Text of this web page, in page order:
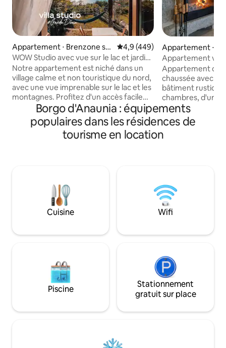
Appartement ⋅ Brenzone sul
Garda
Évaluation moyenne sur la
4,9 (449)
WOW Studio avec vue sur le lac et jardin
privé @GardaDoma
Notre appartement est niché dans un
village calme et non touristique du nord,
avec une vue imprenable sur le lac et les
montagnes. Profitez d'un accès facile
aux activités sportives, au trekking et
aux parcs aquatiques, ainsi que de
conseils d'initiés, pour un mélange de
tranquillité et d'aventure. Séjourner
authentique, qui vous permet de vous
sentir comme chez vous dans une
maison de campagne familiale où tout le
monde vous attend.
Appartement ⋅
Molini
Appartement vue
Appartement de
chaussée avec
bâtiment
chambres, d'une
grande douche
avec lave-
réfrigérateur/
induction, four à
Inclus : nettoyage
bain, Wi-Fi et
débordement
Borgo d'Anaunia : équipements
populaires dans les résidences de
tourisme en location
Cuisine Wifi
Piscine
Stationnement
gratuit sur place